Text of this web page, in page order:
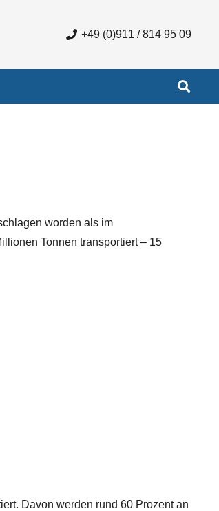
+49 (0)911 / 814 95 09
worden als im
Tonnen transportiert – 15
Davon werden rund 60 Prozent an